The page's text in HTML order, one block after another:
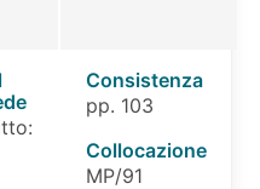
Consistenza
pp. 103
Collocazione
MP/91